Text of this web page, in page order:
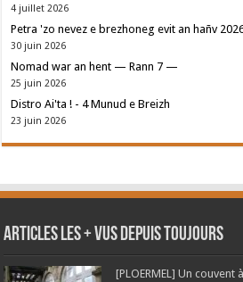
4 juillet 2026
Petra 'zo nevez e brezhoneg evit an hañv
30 juin 2026
Nomad war an hent — Rann 7 —
25 juin 2026
Distro Ai'ta ! - 4 Munud e Breizh
23 juin 2026
Articles les + vus depuis toujours
[PLOERMEL] Un couvent